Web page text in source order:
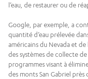
l’eau, de restaurer ou de
Google, par exemple, a
quantité d’eau prélevée
américains du Nevada et
des systèmes de collecte
programmes visant à
des monts San Gabriel près